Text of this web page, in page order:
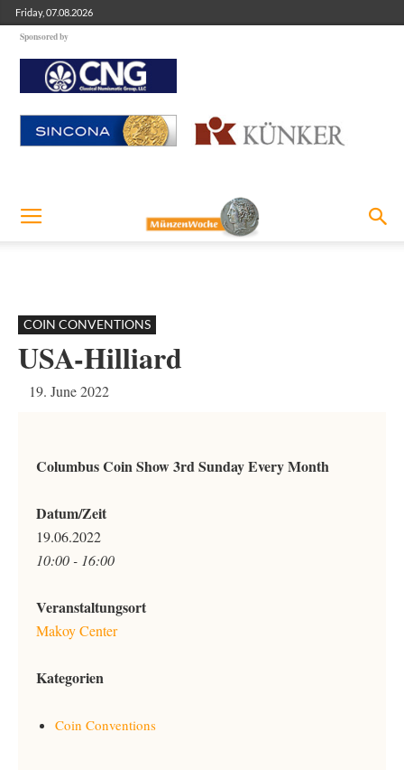
Friday, 07.08.2026
Sponsored by
COIN CONVENTIONS
USA-Hilliard
19. June 2022
Columbus Coin Show 3rd Sunday Every Month
Datum/Zeit
19.06.2022
10:00 - 16:00
Veranstaltungsort
Makoy Center
Kategorien
Coin Conventions